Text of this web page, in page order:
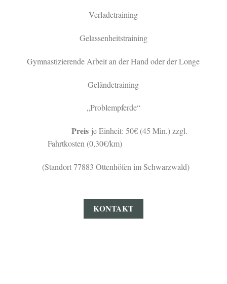
Verladetraining
Gelassenheitstraining
Gymnastizierende Arbeit an der Hand oder der Longe
Geländetraining
„Problempferde“
Preis je Einheit: 50€ (45 Min.) zzgl.
Fahrtkosten (0,30€/km)
(Standort 77883 Ottenhöfen im Schwarzwald)
KONTAKT